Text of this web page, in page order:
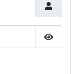
Toon